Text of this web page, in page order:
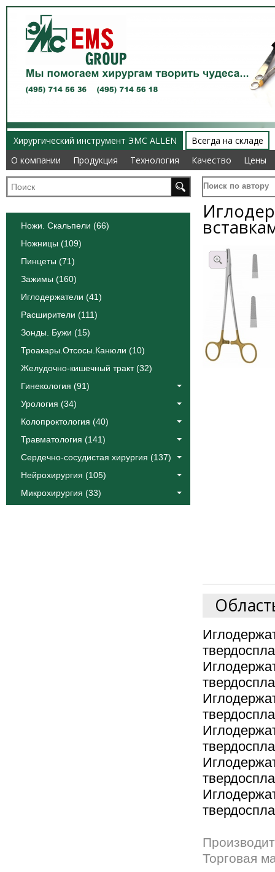
Хирургический инструмент ЭМС ALLEN
О компании
Продукция Технология Качество Цены
Всегда на складе
О компании
Продукция Технология Качество Цены
Поиск по автору
Ножи. Скальпели (66)
Ножницы (109)
Пинцеты (71)
Зажимы (160)
Иглодержатели (41)
Расширители (111)
Зонды. Бужи (15)
Троакары.Отсосы.Канюли (10)
Желудочно-кишечный тракт (32)
Гинекология (91)
Урология (34)
Колопроктология (40)
Травматология (141)
Сердечно-сосудистая хирургия (137)
Нейрохирургия (105)
Микрохирургия (33)
Торговая